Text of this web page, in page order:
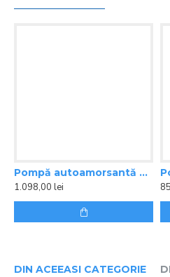
Pompă autoamorsantă Future Jet JSW m2 AX Pedrollo 4,2 mc/ora, 5,5 bar
1.098,00 lei
DIN ACEEASI CATEGORIE